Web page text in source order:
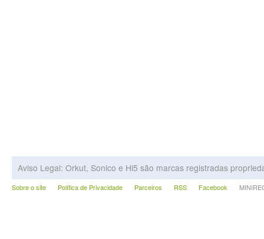
Aviso Legal: Orkut, Sonico e Hi5 são marcas registradas
Sobre o site Política de Privacidade Parceiros RSS Facebook